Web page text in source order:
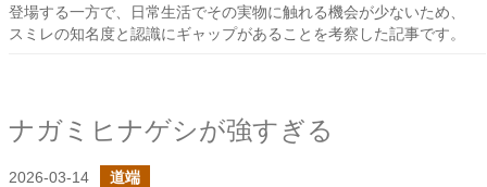
登場する一方で、日常生活でその実物に触れる機会が少ないため、
スミレの知名度と認識にギャップがあることを考察した記事です。
ナガミヒナゲシが強すぎる
2026-03-14 道端